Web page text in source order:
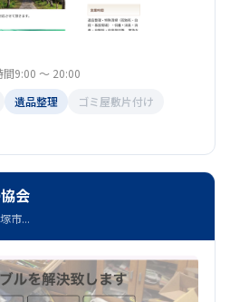
9:00 ～ 20:00
遺品整理
ゴミ屋敷片付け
会
市...